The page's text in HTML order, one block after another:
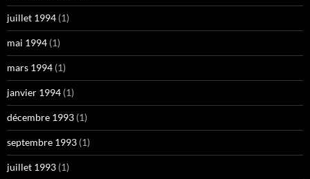
juillet 1994 (1)
mai 1994 (1)
mars 1994 (1)
janvier 1994 (1)
décembre 1993 (1)
septembre 1993 (1)
juillet 1993 (1)